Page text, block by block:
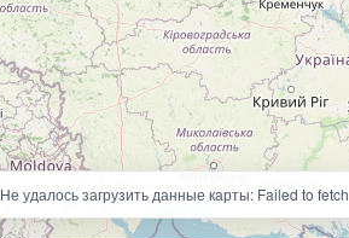
Не удалось загрузить данные карты: Failed to fetch